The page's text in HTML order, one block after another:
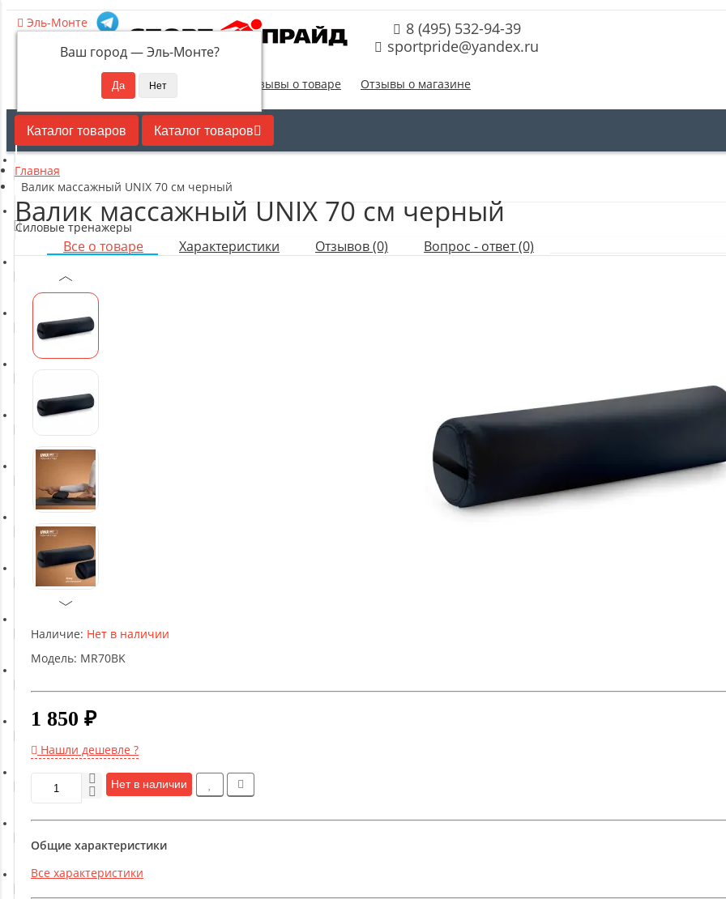
Эль-Монте
Ваш город —Эль-Монте?
8 (495) 532-94-39
sportpride@yandex.ru
Отзывы о товаре Отзывы о магазине
Каталог товаров Каталог товаров
Кардиотренажеры
Силовые тренажеры
Свободные веса
Оборудование для настольного тенниса
Батуты
Баскетбольное оборудование
Массажное оборудование
Игротека
Детское оборудование
Рукоятки и тяги
Функциональный тренинг
Йога и пилатес
Главная
Валик массажный UNIX 70 см черный
Валик массажный UNIX 70 см черный
Все о товаре Характеристики Отзывов (0) Вопрос - ответ (0)
Наличие: Нет в наличии
Модель: MR70BK
1 850 ₽
Нашли дешевле ?
Нет в наличии
Общие характеристики
Все характеристики